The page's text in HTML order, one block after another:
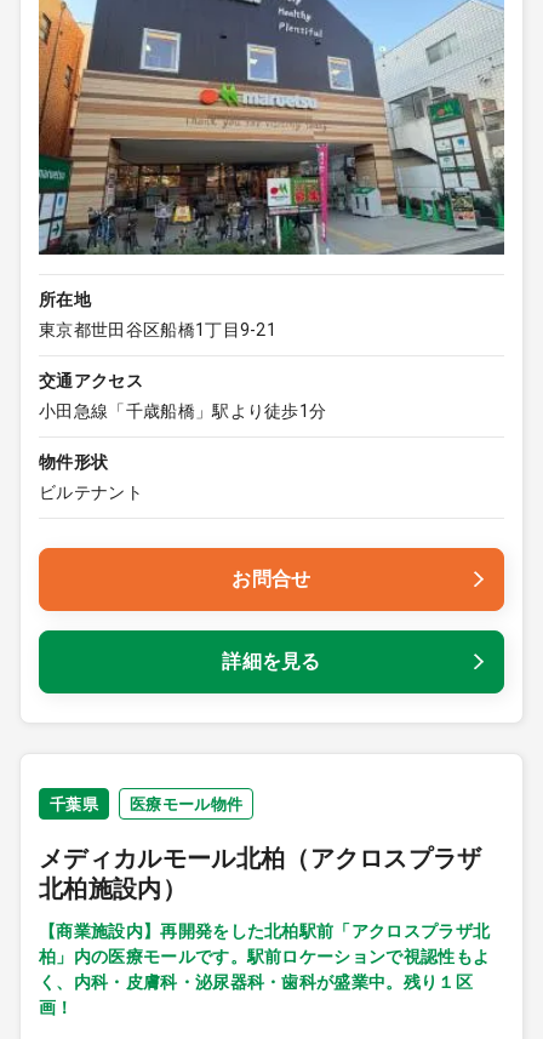
所在地
東京都世田谷区船橋1丁目9-21
交通アクセス
小田急線「千歳船橋」駅より徒歩1分
物件形状
ビルテナント
お問合せ
詳細を見る
千葉県 医療モール物件
メディカルモール北柏（アクロスプラザ
北柏施設内）
【商業施設内】再開発をした北柏駅前「アクロスプラザ北
柏」内の医療モールです。駅前ロケーションで視認性もよ
く、内科・皮膚科・泌尿器科・歯科が盛業中。残り１区
画！